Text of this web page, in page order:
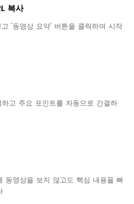
복사
'동영상 요약' 버튼을 클릭하여 시작
고 주요 포인트를 자동으로 간결하
동영상을 보지 않고도 핵심 내용을 빠